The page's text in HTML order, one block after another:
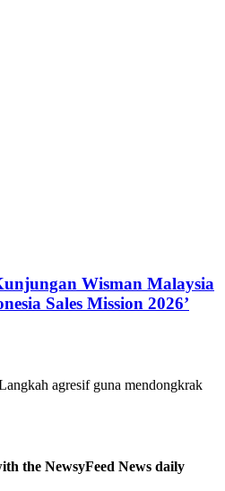
Wisman Malaysia
Sales Mission 2026’
agresif guna mendongkrak
the NewsyFeed News daily